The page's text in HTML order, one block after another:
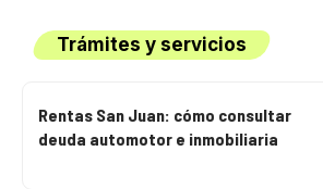
Trámites y servicios
Rentas San Juan: cómo consultar
deuda automotor e inmobiliaria